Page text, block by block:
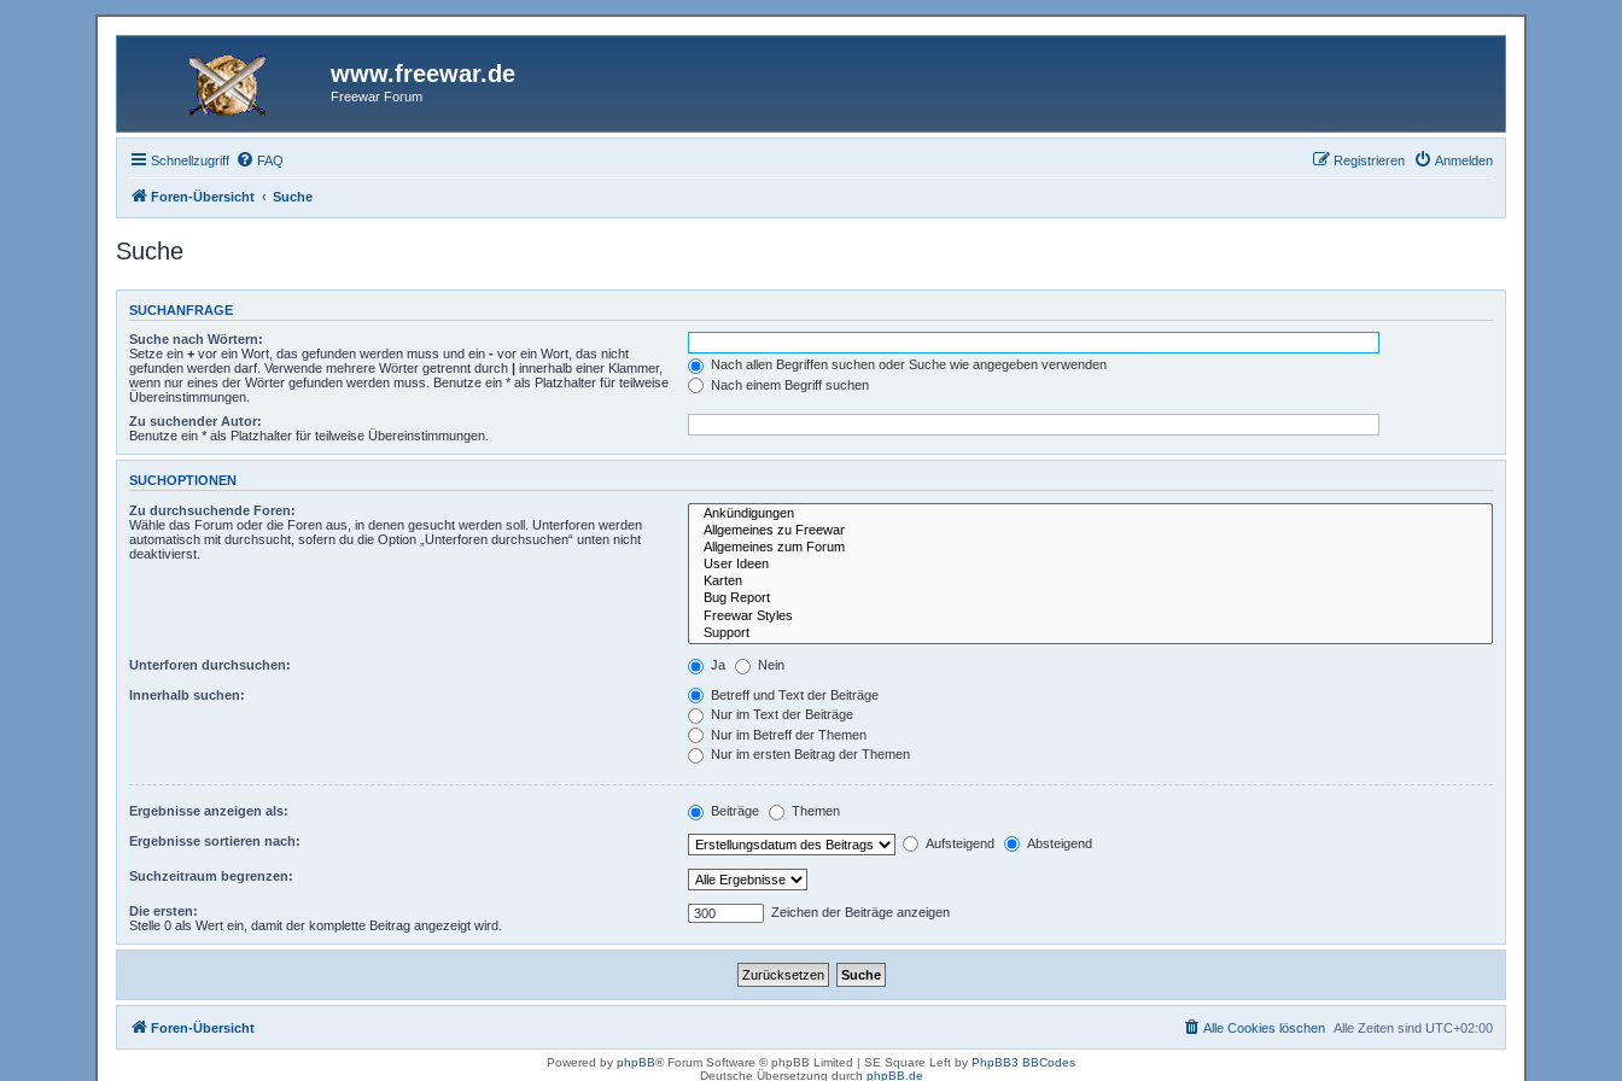
www.freewar.de
Freewar Forum
Schnellzugriff FAQ Anmelden
Registrieren
Foren-Übersicht Suche
Suche
SUCHANFRAGE
Suche nach Wörtern:
Setze ein + vor ein Wort, das gefunden werden muss und ein - vor ein Wort, das nicht
gefunden werden darf. Verwende mehrere Wörter getrennt durch | innerhalb einer Klammer,
wenn nur eines der Wörter gefunden werden muss. Benutze ein * als Platzhalter für teilweise
Übereinstimmungen.
Nach allen Begriffen suchen oder Suche wie angegeben verwenden
Nach einem Begriff suchen
Zu suchender Autor:
Benutze ein * als Platzhalter für teilweise Übereinstimmungen.
SUCHOPTIONEN
Zu durchsuchende Foren:
Wähle das Forum oder die Foren aus, in denen gesucht werden soll. Unterforen werden
automatisch mit durchsucht, sofern du die Option „Unterforen durchsuchen“ unten nicht
deaktivierst.
Unterforen durchsuchen: Ja Nein
Innerhalb suchen:
Betreff und Text der Beiträge
Nur im Text der Beiträge
Nur im Betreff der Themen
Nur im ersten Beitrag der Themen
Ergebnisse anzeigen als: Beiträge Themen
Ergebnisse sortieren nach: Aufsteigend Absteigend
Suchzeitraum begrenzen:
Die ersten:
Stelle 0 als Wert ein, damit der komplette Beitrag angezeigt wird.
Zeichen der Beiträge anzeigen
Foren-Übersicht Alle Zeiten sind UTC+02:00
Alle Cookies löschen
Powered by phpBB® Forum Software © phpBB Limited | SE Square Left by PhpBB3 BBCodes
Deutsche Übersetzung durch phpBB.de